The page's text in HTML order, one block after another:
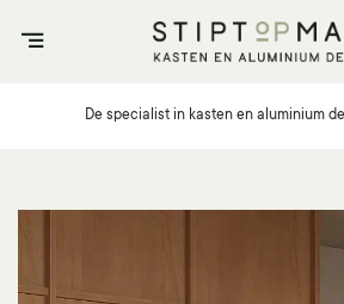
naar
De specialist in kasten en aluminium